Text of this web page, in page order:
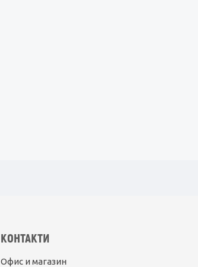
КОНТАКТИ
Офис и магазин